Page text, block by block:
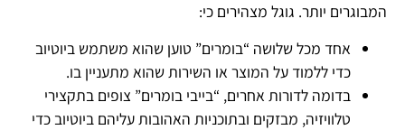
המבוגרים יותר. גוגל מצהירים כי:
אחד מכל שלושה “בומרים” טוען שהוא משתמש ביוטיוב
כדי ללמוד על המוצר או השירות שהוא מתעניין בו.
בדומה לדורות אחרים, “בייבי בומרים” צופים בתקצירי
טלוויזיה, מבזקים ובתוכניות האהובות עליהם ביוטיוב כדי